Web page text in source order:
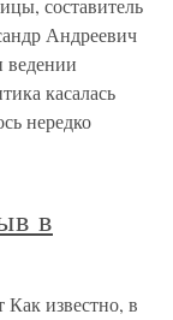
составитель
Андреевич
ведении
касалась
нередко
в
известно, в